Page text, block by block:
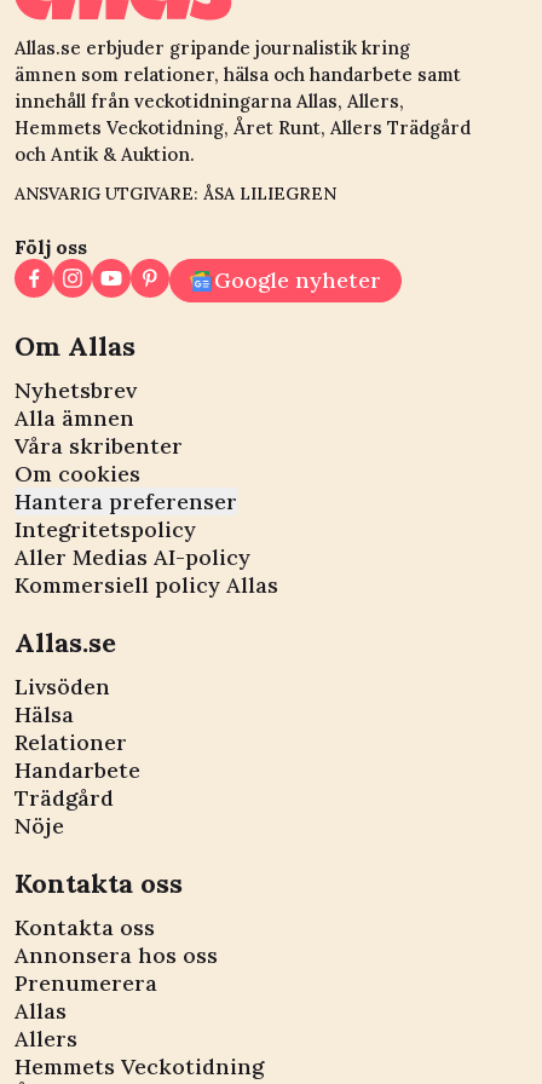
Allas.se erbjuder gripande journalistik kring
ämnen som relationer, hälsa och handarbete samt
innehåll från veckotidningarna Allas, Allers,
Hemmets Veckotidning, Året Runt, Allers Trädgård
och Antik & Auktion.
ANSVARIG UTGIVARE: ÅSA LILIEGREN
Följ oss
Google nyheter
Om Allas
Nyhetsbrev
Alla ämnen
Våra skribenter
Om cookies
Hantera preferenser
Integritetspolicy
Aller Medias AI-policy
Kommersiell policy Allas
Allas.se
Livsöden
Hälsa
Relationer
Handarbete
Trädgård
Nöje
Kontakta oss
Kontakta oss
Annonsera hos oss
Prenumerera
Allas
Allers
Hemmets Veckotidning